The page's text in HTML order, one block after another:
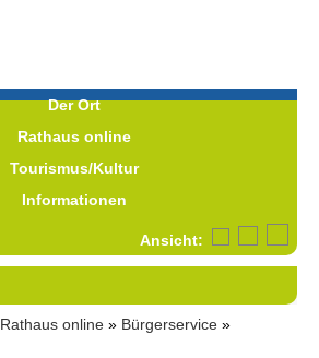
Der Ort
Rathaus online
Tourismus/Kultur
Informationen
Ansicht:
Rathaus online » Bürgerservice »